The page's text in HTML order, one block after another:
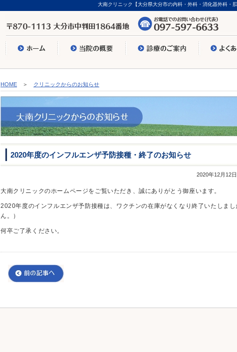
大南クリニック【大分県大分市の内科・外科・消化器外科・
HOME ＞ クリニックからのお知らせ
2020年度のインフルエンザ予防接種・終了のお知らせ
2020年12月12
大南クリニックのホームページをご覧いただき、誠にありがとう御座います。
2020年度のインフルエンザ予防接種は、ワクチンの在庫がなくなり終了いたしま
ん。）
何卒ご了承ください。